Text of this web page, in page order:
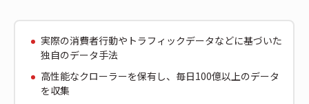
実際の消費者行動やトラフィックデータなどに基づいた
独自のデータ手法
高性能なクローラーを保有し、毎日100億以上のデータ
を収集